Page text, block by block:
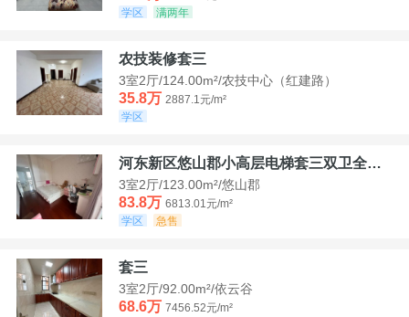
学区
满两年
农技装修套三
3室2厅/124.00m²/农技中心（红建路）
35.8万 2887.1元/m²
学区
河东新区悠山郡小高层电梯套三双卫全装带家具家电
3室2厅/123.00m²/悠山郡
83.8万 6813.01元/m²
学区
急售
套三
3室2厅/92.00m²/依云谷
68.6万 7456.52元/m²